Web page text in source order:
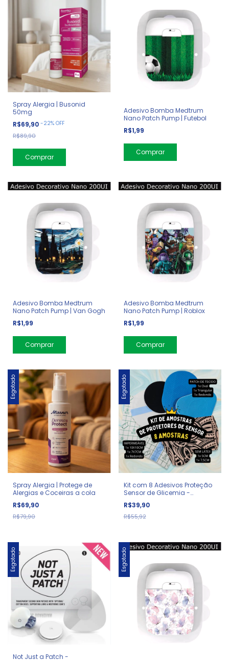
Spray Alergia | Busonid
50mg
R$69,90 -22% OFF
R$89,90
Adesivo Bomba Medtrum
Nano Patch Pump | Futebol
R$1,99
Adesivo Bomba Medtrum
Nano Patch Pump | Van Gogh
R$1,99
Adesivo Bomba Medtrum
Nano Patch Pump | Roblox
R$1,99
Esgotado
Spray Alergia | Protege de
Alergias e Coceiras a cola
R$69,90
R$79,90
Esgotado
Kit com 8 Adesivos Proteção
Sensor de Glicemia -
Amostras
R$39,90
R$55,92
Esgotado
Not Just a Patch -
Esgotado